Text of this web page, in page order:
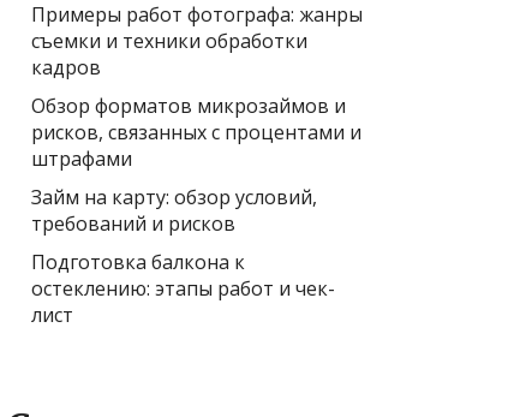
Примеры работ фотографа: жанры
съемки и техники обработки
кадров
Обзор форматов микрозаймов и
рисков, связанных с процентами и
штрафами
Займ на карту: обзор условий,
требований и рисков
Подготовка балкона к
остеклению: этапы работ и чек-
лист